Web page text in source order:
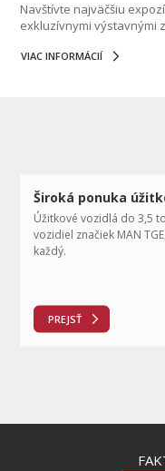
Navštívte najväčšiu
exkluzívnymi výstavnými
VIAC INFORMÁCIÍ
Široká ponuka
Úžitkové vozidlá do 3,5
vozidiel značiek MAN
každý.
PREJSŤ